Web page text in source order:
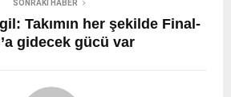
SONRAKI HABER
Takımın her şekilde Final-
gidecek gücü var